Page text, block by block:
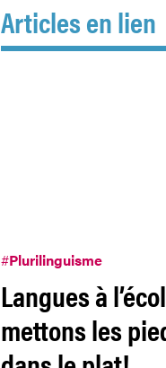
Articles en lien
#Plurilinguisme
Langues à
mettons les